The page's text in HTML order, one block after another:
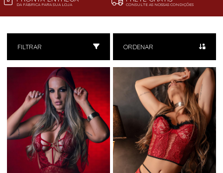
DA FÁBRICA PARA SUA LOJA CONSULTE AS NOSSAS CONDIÇÕES
FILTRAR ORDENAR